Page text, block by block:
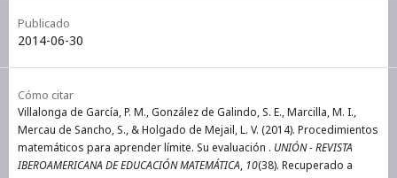
Publicado
2014-06-30
Cómo citar
Villalonga de García, P. M., González de Galindo, S. E., Marcilla, M. I.,
Mercau de Sancho, S., & Holgado de Mejail, L. V. (2014). Procedimientos
matemáticos para aprender límite. Su evaluación . UNIÓN - REVISTA
IBEROAMERICANA DE EDUCACIÓN MATEMÁTICA, 10(38). Recuperado a